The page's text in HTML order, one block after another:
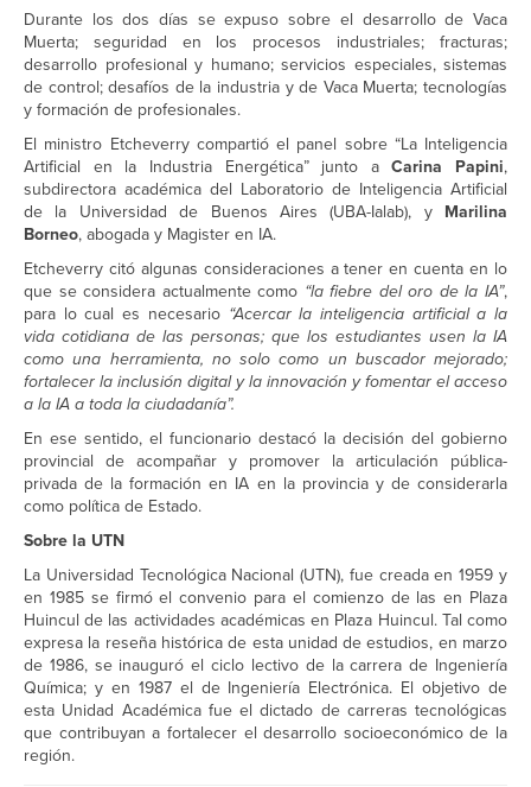
Durante los dos días se expuso sobre el desarrollo de Vaca
Muerta; seguridad en los procesos industriales; fracturas;
desarrollo profesional y humano; servicios especiales, sistemas
de control; desafíos de la industria y de Vaca Muerta; tecnologías
y formación de profesionales.
El ministro Etcheverry compartió el panel sobre “La Inteligencia
Artificial en la Industria Energética” junto aCarina Papini,
subdirectora académica del Laboratorio de Inteligencia Artificial
de la Universidad de Buenos Aires (UBA-Ialab), y Marilina
Borneo, abogada y Magister en IA.
Etcheverry citó algunas consideraciones a tener en cuenta en lo
que se considera actualmente como “la fiebre del oro de la IA”,
para lo cual es necesario “Acercar la inteligencia artificial a la
vida cotidiana de las personas; que los estudiantes usen la IA
como una herramienta, no solo como un buscador mejorado;
fortalecer la inclusión digital y la innovación y fomentar el acceso
a la IA a toda la ciudadanía”.
En ese sentido, el funcionario destacó la decisión del gobierno
provincial de acompañar y promover la articulación pública-
privada de la formación en IA en la provincia y de considerarla
como política de Estado.
Sobre la UTN
La Universidad Tecnológica Nacional (UTN), fue creada en 1959 y
en 1985 se firmó el convenio para el comienzo de las en Plaza
Huincul de las actividades académicas en Plaza Huincul. Tal como
expresa la reseña histórica de esta unidad de estudios, en marzo
de 1986, se inauguró el ciclo lectivo de la carrera de Ingeniería
Química; y en 1987 el de Ingeniería Electrónica. El objetivo de
esta Unidad Académica fue el dictado de carreras tecnológicas
que contribuyan a fortalecer el desarrollo socioeconómico de la
región.